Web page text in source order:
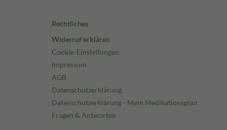
Rechtliches
Widerruf erklären
Cookie-Einstellungen
Impressum
AGB
Datenschutzerklärung
Datenschutzerklärung - Mein Medikationsplan
Fragen & Antworten